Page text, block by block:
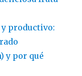
y productivo:
y por qué